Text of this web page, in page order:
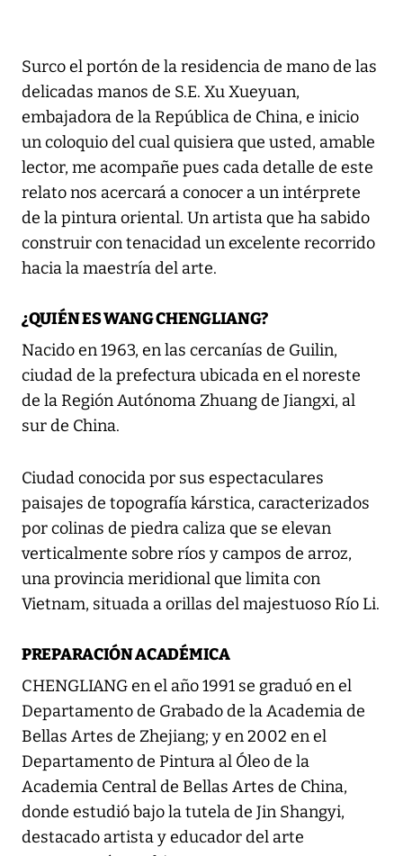
Surco el portón de la residencia de mano de las
delicadas manos de S.E. Xu Xueyuan,
embajadora de la República de China, e inicio
un coloquio del cual quisiera que usted, amable
lector, me acompañe pues cada detalle de este
relato nos acercará a conocer a un intérprete
de la pintura oriental. Un artista que ha sabido
construir con tenacidad un excelente recorrido
hacia la maestría del arte.
¿QUIÉN ES WANG CHENGLIANG?
Nacido en 1963, en las cercanías de Guilin,
ciudad de la prefectura ubicada en el noreste
de la Región Autónoma Zhuang de Jiangxi, al
sur de China.
Ciudad conocida por sus espectaculares
paisajes de topografía kárstica, caracterizados
por colinas de piedra caliza que se elevan
verticalmente sobre ríos y campos de arroz,
una provincia meridional que limita con
Vietnam, situada a orillas del majestuoso Río Li.
PREPARACIÓN ACADÉMICA
CHENGLIANG en el año 1991 se graduó en el
Departamento de Grabado de la Academia de
Bellas Artes de Zhejiang; y en 2002 en el
Departamento de Pintura al Óleo de la
Academia Central de Bellas Artes de China,
donde estudió bajo la tutela de Jin Shangyi,
destacado artista y educador del arte